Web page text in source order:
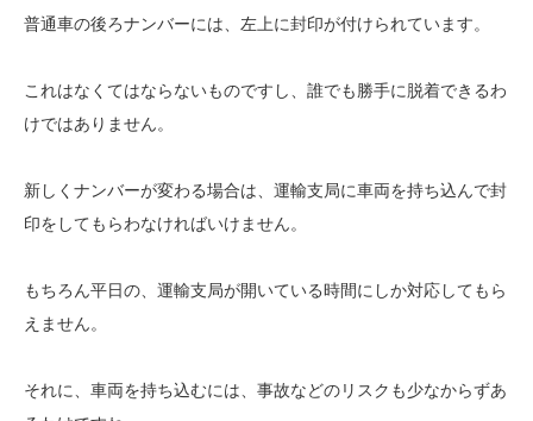
普通車の後ろナンバーには、左上に封印が付けられています。
これはなくてはならないものですし、誰でも勝手に脱着できるわ
けではありません。
新しくナンバーが変わる場合は、運輸支局に車両を持ち込んで封
印をしてもらわなければいけません。
もちろん平日の、運輸支局が開いている時間にしか対応してもら
えません。
それに、車両を持ち込むには、事故などのリスクも少なからずあ